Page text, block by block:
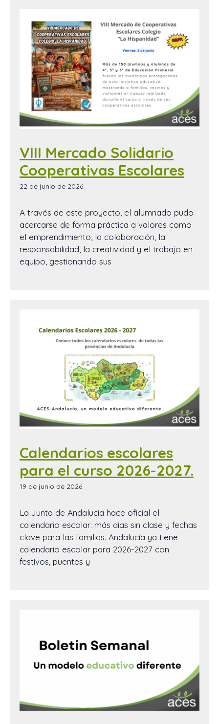
VIII Mercado Solidario
Cooperativas Escolares
22 de junio de 2026
A través de este proyecto, el alumnado pudo
acercarse de forma práctica a valores como
el emprendimiento, la colaboración, la
responsabilidad, la creatividad y el trabajo en
equipo, gestionando sus
Calendarios escolares
para el curso 2026-2027.
19 de junio de 2026
La Junta de Andalucía hace oficial el
calendario escolar: más días sin clase y fechas
clave para las familias. Andalucía ya tiene
calendario escolar para 2026-2027 con
festivos, puentes y